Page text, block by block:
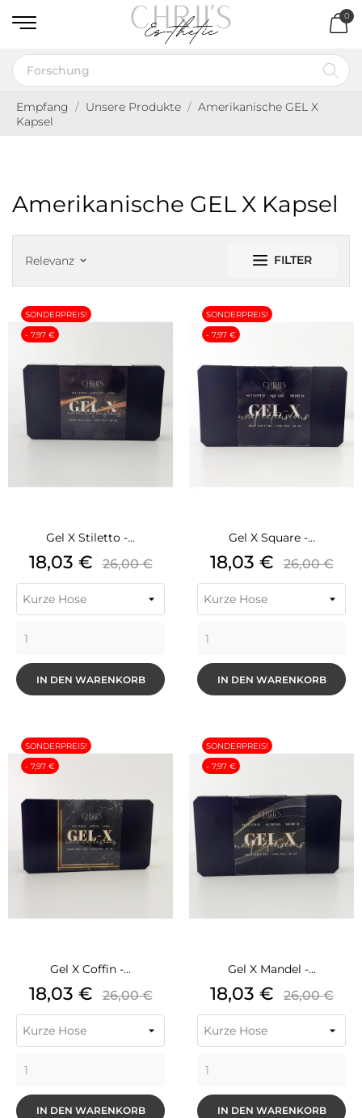
0
Empfang Unsere Produkte
Amerikanische GEL X
Kapsel
Amerikanische GEL X Kapsel
Relevanz keyboard_arrow_down FILTER
Gel X Stiletto -...
Preis
18,03 € Grundpreis
26,00 €
IN DEN WARENKORB
SONDERPREIS!
- 7,97 €
Gel X Square -...
Preis
18,03 € 26,00 €
IN DEN WARENKORB
SONDERPREIS!
- 7,97 €
Gel X Coffin -...
Preis
18,03 € Grundpreis
26,00 €
IN DEN WARENKORB
SONDERPREIS!
- 7,97 €
Gel X Mandel -...
Preis
18,03 € 26,00 €
IN DEN WARENKORB
SONDERPREIS!
- 7,97 €